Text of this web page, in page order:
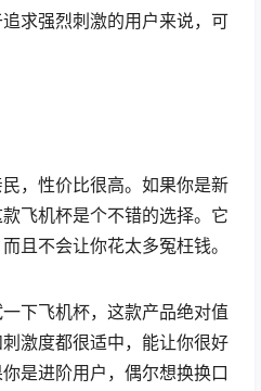
求强烈刺激的用户来说，可
，性价比很高。如果你是新
飞机杯是个不错的选择。它
且不会让你花太多冤枉钱。
下飞机杯，这款产品绝对值
激度都很适中，能让你很好
是进阶用户，偶尔想换换口